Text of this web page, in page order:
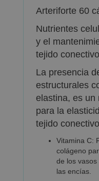
Arteriforte 60
Nutrientes
y el
tejido
La presencia
estructurales
elastina, es un
para la
tejido
Vitamina C:
colágeno
de los
las encías.